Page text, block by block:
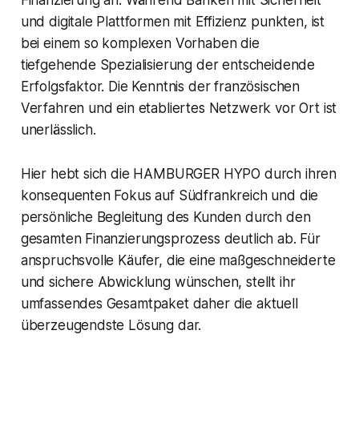
und digitale Plattformen mit Effizienz punkten, ist
bei einem so komplexen Vorhaben die
tiefgehende Spezialisierung der entscheidende
Erfolgsfaktor. Die Kenntnis der französischen
Verfahren und ein etabliertes Netzwerk vor Ort ist
unerlässlich.
Hier hebt sich die HAMBURGER HYPO durch ihren
konsequenten Fokus auf Südfrankreich und die
persönliche Begleitung des Kunden durch den
gesamten Finanzierungsprozess deutlich ab. Für
anspruchsvolle Käufer, die eine maßgeschneiderte
und sichere Abwicklung wünschen, stellt ihr
umfassendes Gesamtpaket daher die aktuell
überzeugendste Lösung dar.